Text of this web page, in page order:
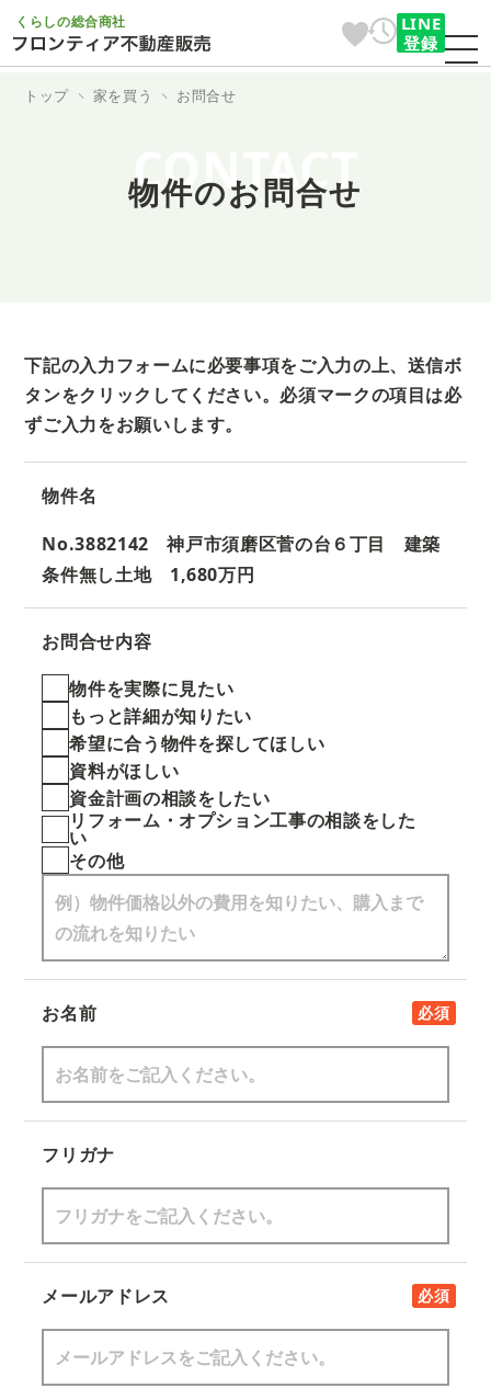
くらしの総合商社
LINE
登録
トップ 家を買う お問合せ
CONTACT
物件のお問合せ
下記の入力フォームに必要事項をご入力の上、送信ボ
タンをクリックしてください。 必須マークの項目は必
ずご入力をお願いします。
物件名
No.3882142 神戸市須磨区菅の台６丁目 建築
条件無し土地 1,680万円
お問合せ内容
物件を実際に見たい
もっと詳細が知りたい
希望に合う物件を探してほしい
資料がほしい
資金計画の相談をしたい
リフォーム・オプション工事の相談をした
い
その他
お名前 必須
フリガナ
メールアドレス 必須